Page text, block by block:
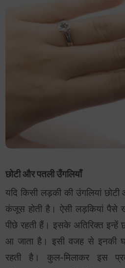
छोटी और पतली उँगलियाँ
यदि किसी लड़की की उंगलियां
कंजूस होती है। ऐसी लड़कियां पैसे
पीछे रहती हैं। इसके अतिरिक्त इन्हें
आ जाता है। इसी वजह से इनकी
रहती है। कुल-मिलाकर इस